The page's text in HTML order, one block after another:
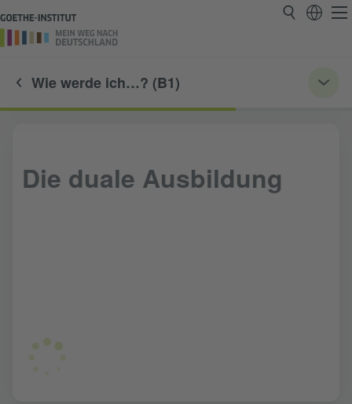
Wie werde ich…? (B1)
Die duale Ausbildung